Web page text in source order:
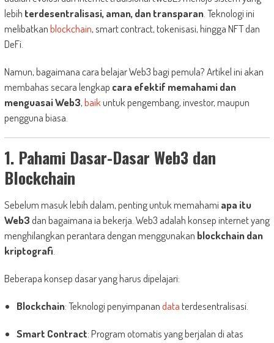
lebih terdesentralisasi, aman, dan transparan. Teknologi ini
melibatkanblockchain, smart contract, tokenisasi, hingga NFT dan
DeFi.
Namun, bagaimana cara belajar Web3 bagi pemula? Artikel ini akan
membahas secara lengkap cara efektif memahami dan
menguasai Web3,baikuntuk pengembang, investor, maupun
pengguna biasa.
1. Pahami Dasar-Dasar Web3 dan
Blockchain
Sebelum masuk lebih dalam, penting untuk memahamiapa itu
Web3dan bagaimana ia bekerja. Web3 adalah konsep internet yang
menghilangkan perantara dengan menggunakan blockchain dan
kriptografi
Beberapa konsep dasar yang harus dipelajari:
Blockchain: Teknologi penyimpanandataterdesentralisasi.
Smart Contract: Program otomatis yang berjalan di atas